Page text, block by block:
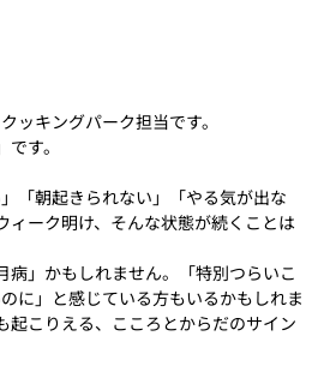
ッキングパーク担当です。
す。
「朝起きられない」「やる気が出な
ーク明け、そんな状態が続くことは
病」かもしれません。「特別つらいこ
に」と感じている方もいるかもしれま
起こりえる、こころとからだのサイン